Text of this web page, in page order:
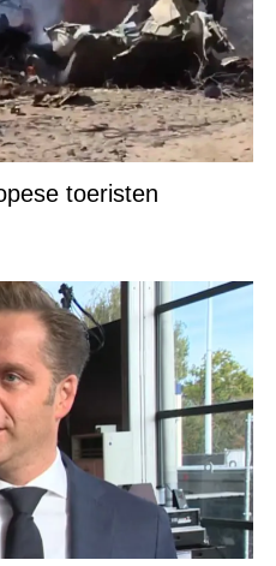
toeristen